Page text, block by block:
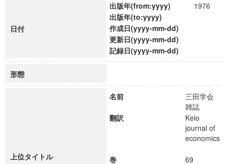
日付
出版年(from:yyyy)
1976
出版年(to:yyyy)
作成日(yyyy-mm-dd)
更新日(yyyy-mm-dd)
記録日(yyyy-mm-dd)
形態
上位タイトル
名前
三田学会
雑誌
翻訳
Keio
journal of
economics
巻
69